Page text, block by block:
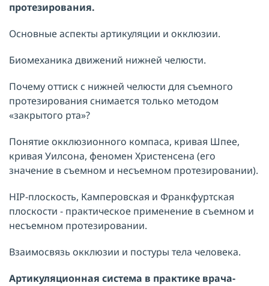
протезирования.
Основные аспекты артикуляции и окклюзии.
Биомеханика движений нижней челюсти.
Почему оттиск с нижней челюсти для съемного
протезирования снимается только методом
«закрытого рта»?
Понятие окклюзионного компаса, кривая Шпее,
кривая Уилсона, феномен Христенсена (его
значение в съемном и несъемном протезировании).
HIP-плоскость, Камперовская и Франкфуртская
плоскости - практическое применение в съемном и
несъемном протезировании.
Взаимосвязь окклюзии и постуры тела человека.
Артикуляционная система в практике врача-